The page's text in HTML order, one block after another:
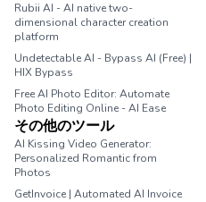
Rubii AI - AI native two-
dimensional character creation
platform
Undetectable AI - Bypass AI (Free) |
HIX Bypass
Free AI Photo Editor: Automate
Photo Editing Online - AI Ease
その他のツール
AI Kissing Video Generator:
Personalized Romantic from
Photos
GetInvoice | Automated AI Invoice